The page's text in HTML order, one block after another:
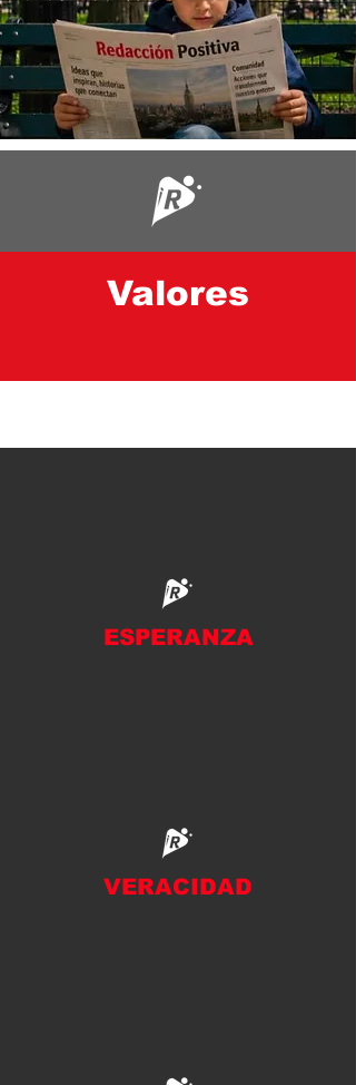
Valores
ESPERANZA
VERACIDAD